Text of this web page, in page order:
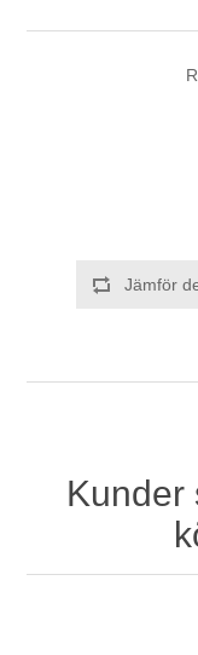
Jämför
Kunder